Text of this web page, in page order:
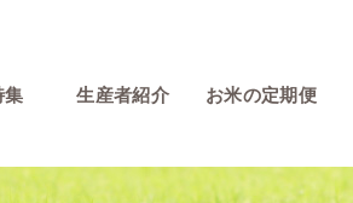
集 生産者紹介 お米の定期便